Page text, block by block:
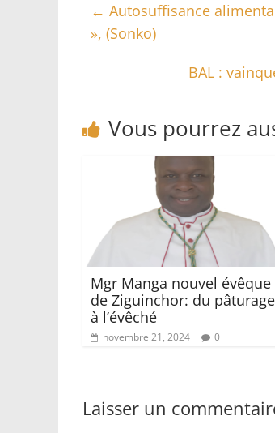
← Autosuffisance
», (Sonko)
BAL :
Vous pourrez
Mgr Manga nouvel évêque
de Ziguinchor: du pâturage
à l’évêché
novembre 21, 2024 0
Laisser un